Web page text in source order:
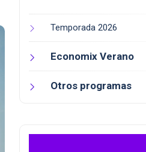
Temporada 2026
Economix Verano
Otros programas